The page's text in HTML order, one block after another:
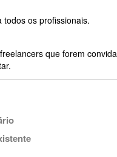
todos os profissionais.
que forem